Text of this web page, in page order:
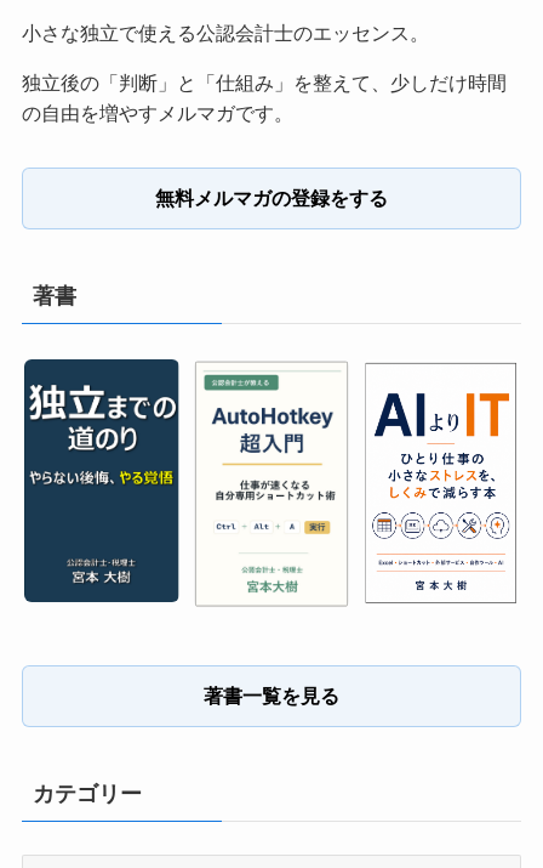
小さな独立で使える公認会計士のエッセンス。
独立後の「判断」と「仕組み」を整えて、少しだけ時間
の自由を増やすメルマガです。
無料メルマガの登録をする
著書
著書一覧を見る
カテゴリー